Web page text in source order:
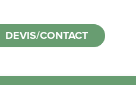
DEVIS/CONTACT